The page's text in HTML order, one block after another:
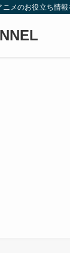
メのお役立ち情